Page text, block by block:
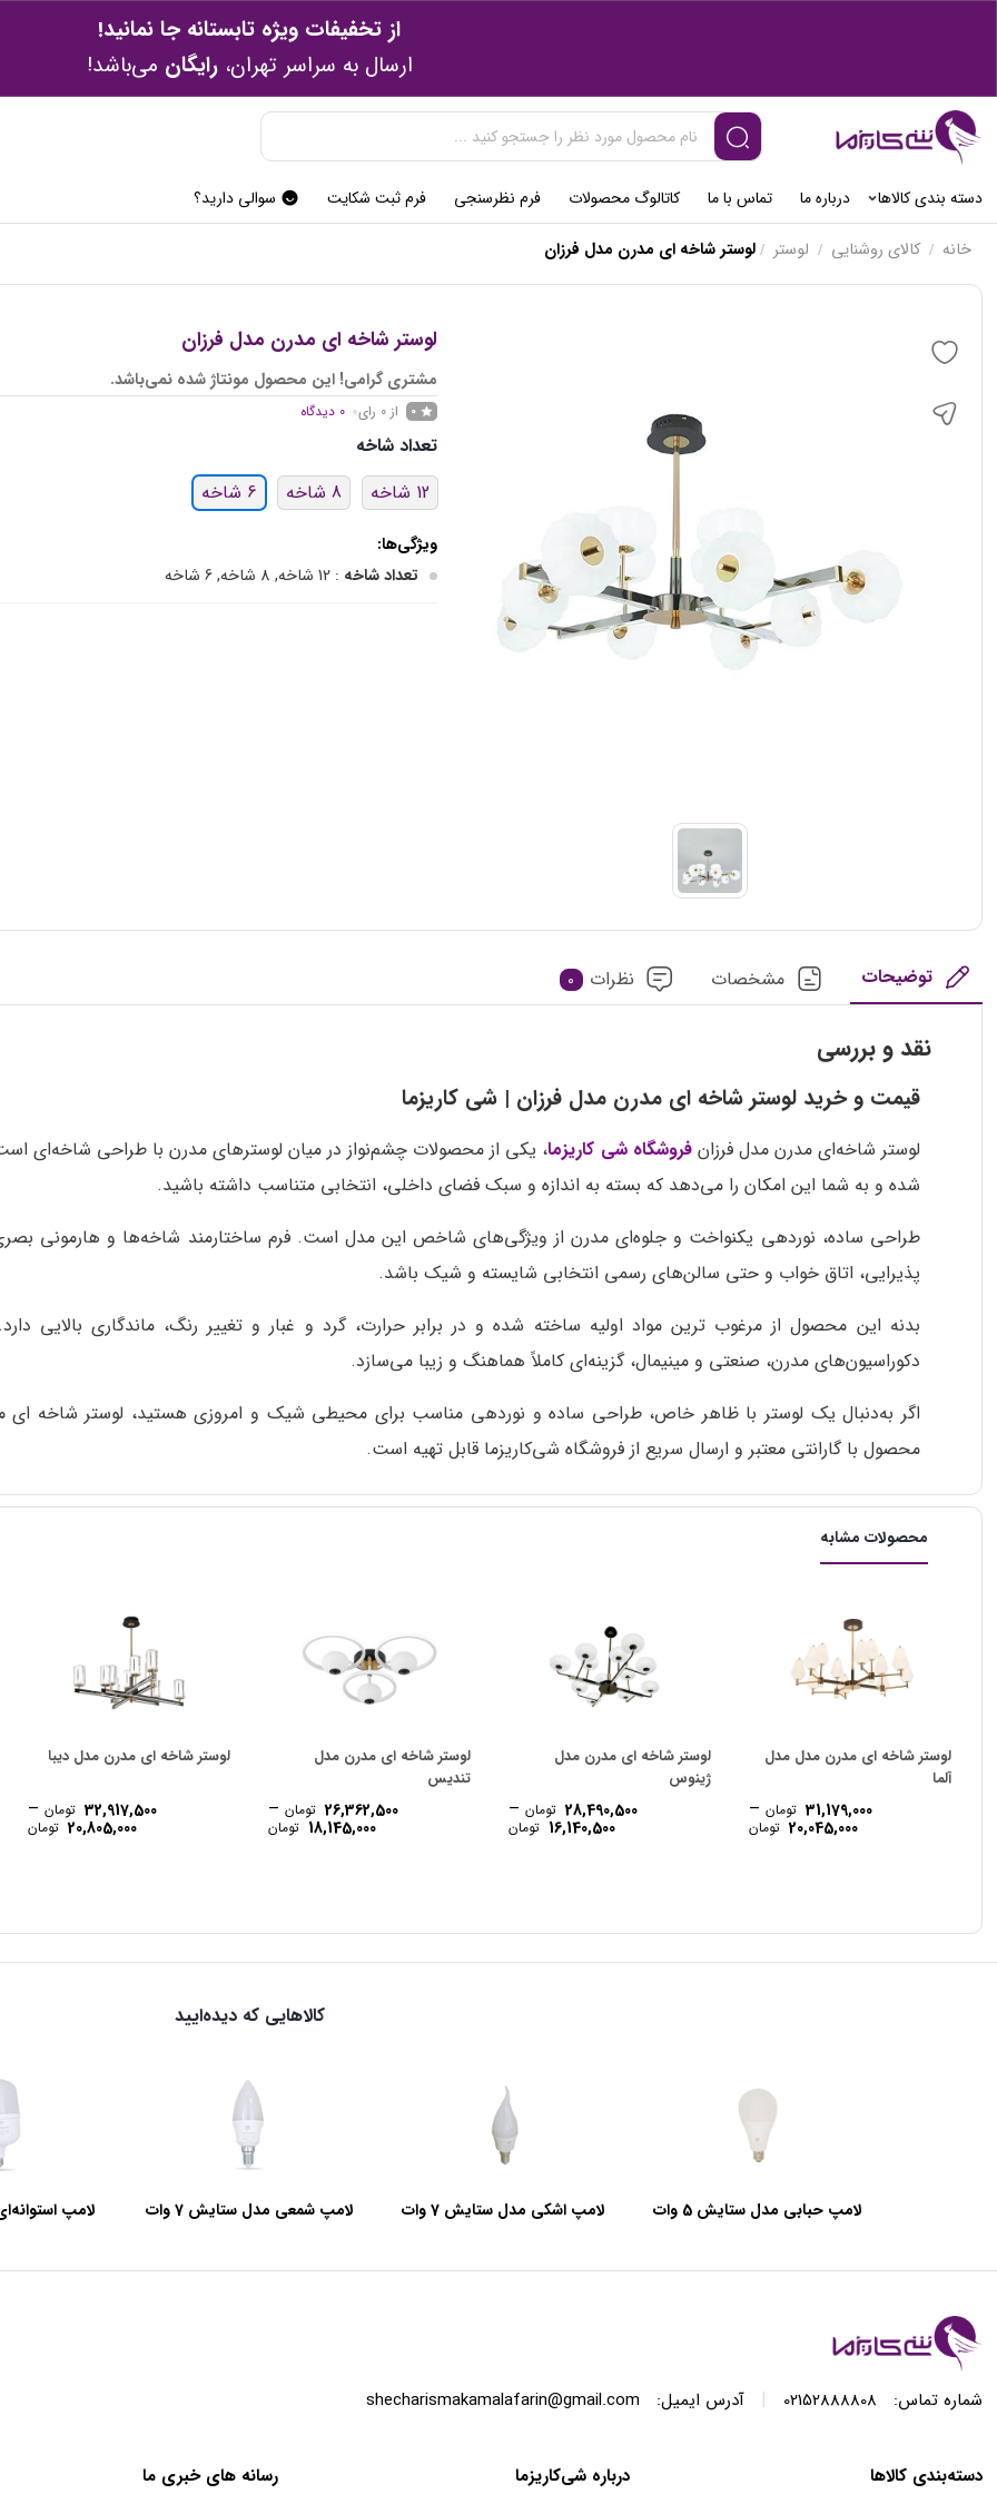
از تخفیفات ویژه تابستانه جا نمانید!
ارسال به سراسر تهران،رایگان می‌باشد!
دسته بندی کالاها درباره ما تماس با ما کاتالوگ محصولات فرم نظرسنجی فرم ثبت شکایت سوالی دارید؟
خانه / کالای روشنایی / لوستر /لوستر شاخه ای مدرن مدل فرزان
لوستر شاخه ای مدرن مدل فرزان
مشتری گرامی! این محصول مونتاژ شده نمی‌باشد.
0 از 0 رای 0 دیدگاه
تعداد شاخه
12 شاخه
8 شاخه 6 شاخه
ویژگی‌ها:
تعداد شاخه : 12 شاخه, 8 شاخه, 6 شاخه
توضیحات مشخصات نظرات 0
نقد و بررسی
قیمت و خرید لوستر شاخه ای مدرن مدل فرزان | شی کاریزما
لوستر شاخه‌ای مدرن مدل فرزانفروشگاه شی کاریزما
شده و به شما این امکان را می‌دهد که بسته به اندازه و سبک فضای داخلی، انتخابی متناسب داشته باشید.
طراحی ساده، نوردهی یکنواخت و جلوه‌ای مدرن از ویژگی‌های شاخص این مدل است. فرم ساختارمند شاخه‌ها و هارمونی
پذیرایی، اتاق خواب و حتی سالن‌های رسمی انتخابی شایسته و شیک باشد.
بدنه این محصول از مرغوب ترین مواد اولیه ساخته شده و در برابر حرارت، گرد و غبار و تغییر رنگ، ماندگاری بالایی
دکوراسیون‌های مدرن، صنعتی و مینیمال، گزینه‌ای کاملاً هماهنگ و زیبا می‌سازد.
اگر به‌دنبال یک لوستر با ظاهر خاص، طراحی ساده و نوردهی مناسب برای محیطی شیک و امروزی هستید، لوستر شاخه ای
محصول با گارانتی معتبر و ارسال سریع از فروشگاه شی‌کاریزما قابل تهیه است.
محصولات مشابه
لوستر شاخه ای مدرن مدل مدل
آلما
31,179,000 تومان –
20,045,000 تومانPrice
لوستر شاخه ای مدرن مدل
ژینوس
28,490,500 تومان –
16,140,500 تومانPrice
لوستر شاخه ای مدرن مدل
تندیس
26,362,500 تومان –
18,145,000 تومانPrice
range:
لوستر شاخه ای مدرن مدل دیبا
32,917,500 تومان –
20,805,000 تومانPrice
کالاهایی که دیده‌ایید
لامپ حبابی مدل ستایش 5 وات لامپ اشکی مدل ستایش 7 وات لامپ شمعی مدل ستایش 7 وات
شماره تماس: 02152888808
| آدرس ایمیل: shecharismakamalafarin@gmail.com
دسته‌بندی کالاها درباره شی‌کاریزما رسانه های خبری ما